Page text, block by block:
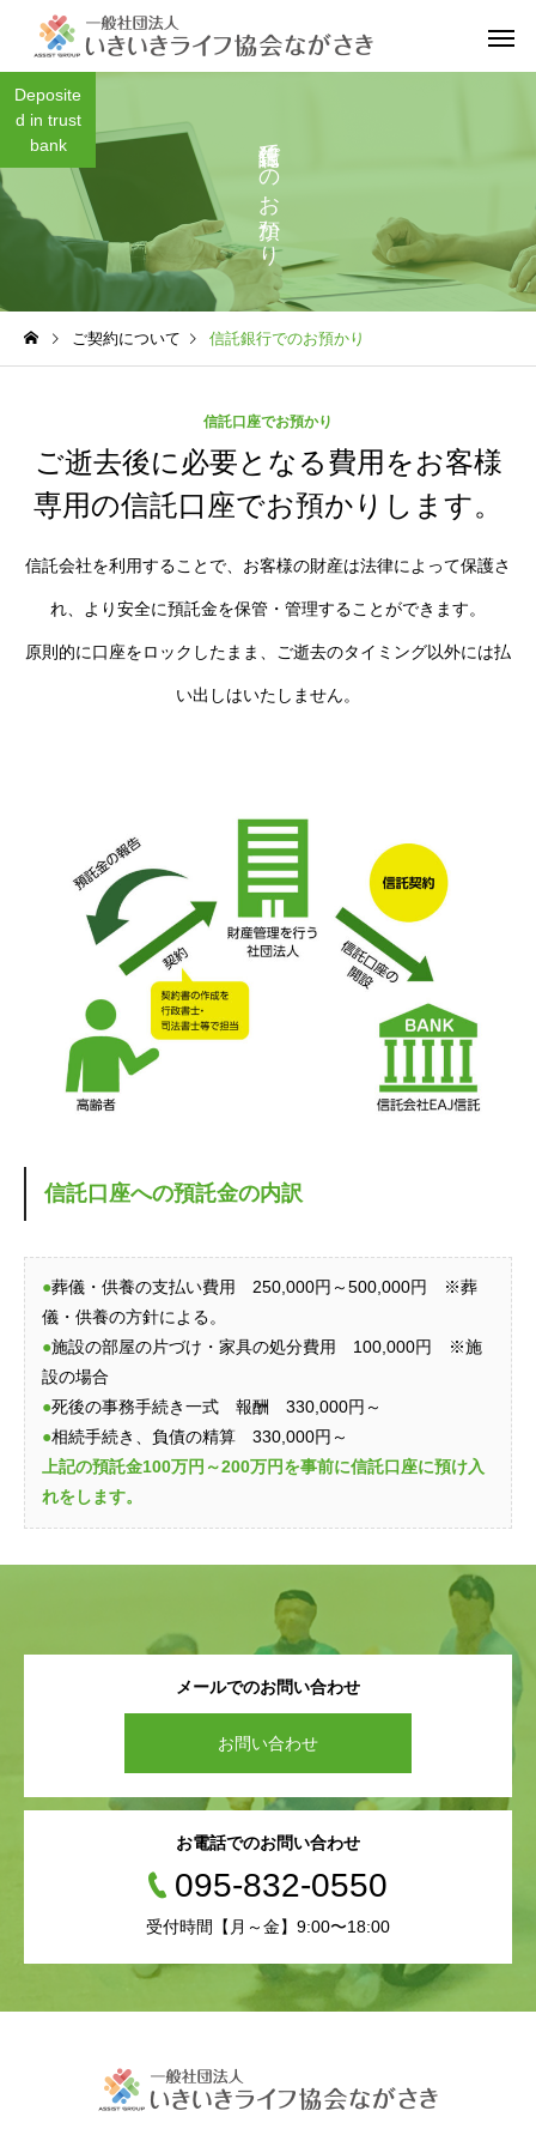
身元保証とは？ どんな人に
信託銀行でのお預かり
Deposite
d in trust
bank
ご契約について 信託銀行でのお預かり
信託口座でお預かり
ご逝去後に必要となる費用をお客様
専用の信託口座でお預かりします。
信託会社を利用することで、お客様の財産は法律によって保護さ
れ、より安全に預託金を保管・管理することができます。
原則的に口座をロックしたまま、ご逝去のタイミング以外には払
い出しはいたしません。
信託口座への預託金の内訳
●葬儀・供養の支払い費用 250,000円～500,000円 ※葬
儀・供養の方針による。
●施設の部屋の片づけ・家具の処分費用 100,000円 ※施
設の場合
●死後の事務手続き一式 報酬 330,000円～
●相続手続き、負債の精算 330,000円～
上記の預託金100万円～200万円を事前に信託口座に預け入
れをします。
メールでのお問い合わせ
お問い合わせ
お電話でのお問い合わせ
095-832-0550
受付時間【月～金】9:00〜18:00